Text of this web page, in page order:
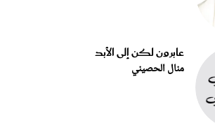
عابرون لكن إلى الأبد
منال الحصيني